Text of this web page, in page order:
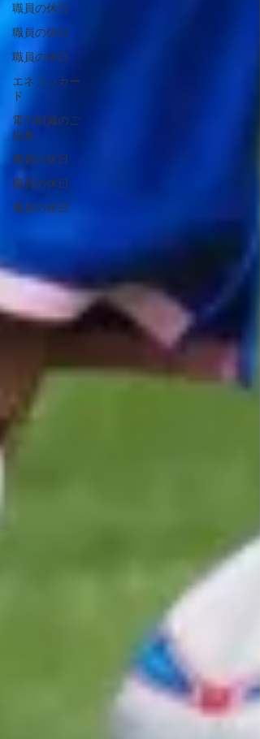
職員の休日
職員の休日
職員の休日
エネコンカー
ド
電力削減のご
提案
職員の休日
職員の休日
職員の休日